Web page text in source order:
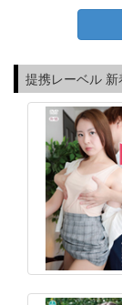
提携レーベル